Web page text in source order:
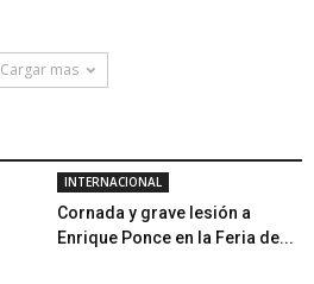
Cargar mas
INTERNACIONAL
Cornada y grave lesión a
Enrique Ponce en la Feria de...